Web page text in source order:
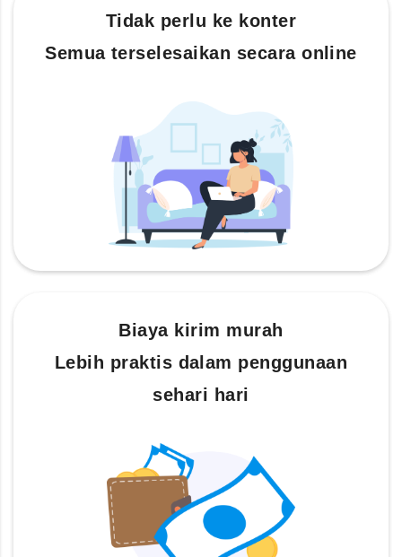
Tidak perlu ke konter
Semua terselesaikan secara online
Biaya kirim murah
Lebih praktis dalam penggunaan
sehari hari